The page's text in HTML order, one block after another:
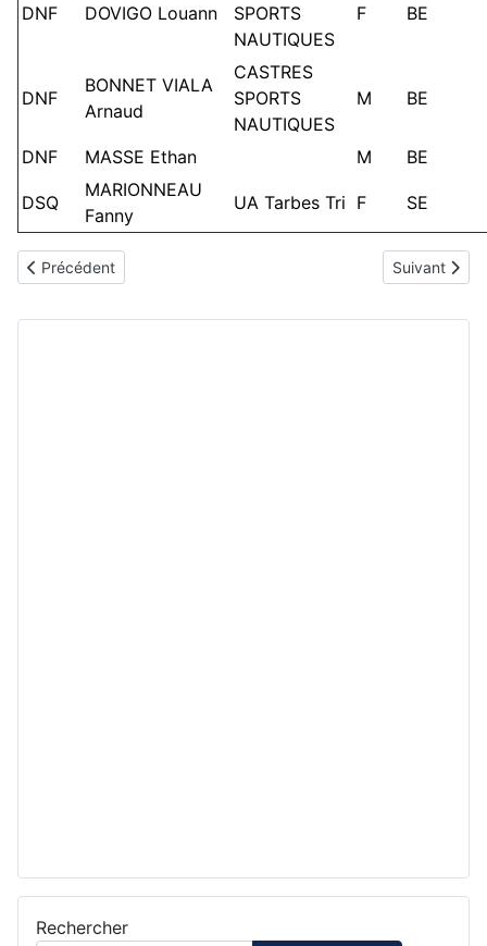
DNF DOVIGO Louann
SPORTS
NAUTIQUES
F BE
DNF
BONNET VIALA
Arnaud
CASTRES
SPORTS
NAUTIQUES
M BE
DNF MASSE Ethan M BE
DSQ
MARIONNEAU
Fanny
UA Tarbes Tri F SE
Article précédent : 2018 - Saramon (S)
Précédent Article
Suivant
Rechercher